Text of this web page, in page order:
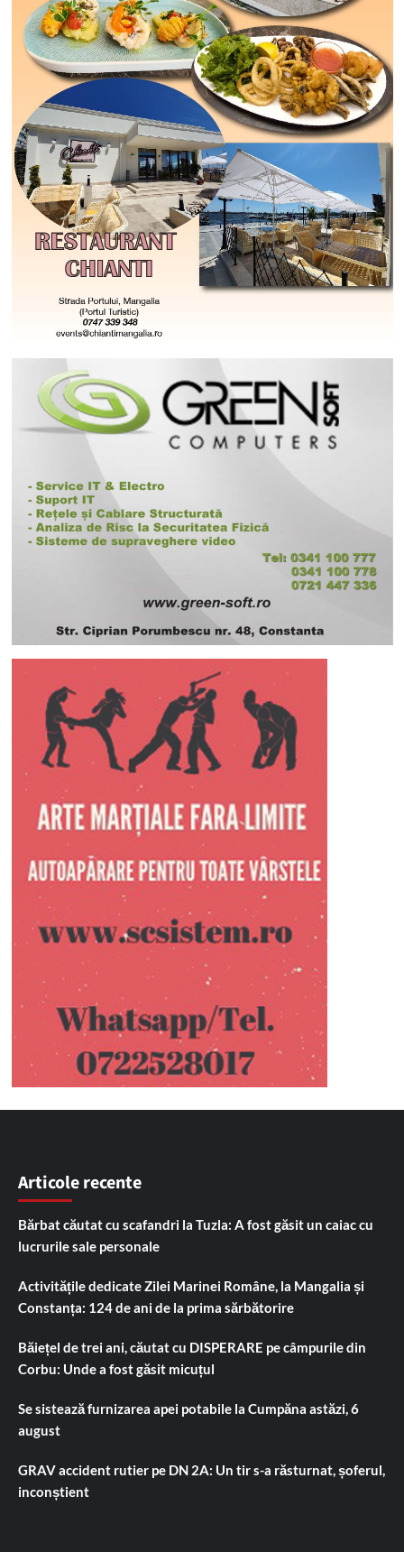
Articole recente
Bărbat căutat cu scafandri la Tuzla: A fost găsit un caiac cu
lucrurile sale personale
Activitățile dedicate Zilei Marinei Române, la Mangalia și
Constanța: 124 de ani de la prima sărbătorire
Băiețel de trei ani, căutat cu DISPERARE pe câmpurile din
Corbu: Unde a fost găsit micuțul
Se sistează furnizarea apei potabile la Cumpăna astăzi, 6
august
GRAV accident rutier pe DN 2A: Un tir s-a răsturnat, șoferul,
inconștient